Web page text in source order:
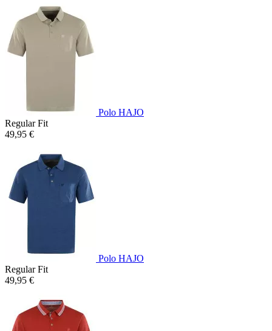
Polo HAJO
Regular Fit
49,95 €
Polo HAJO
Regular Fit
49,95 €